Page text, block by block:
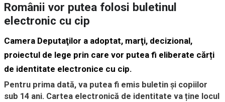
Românii vor putea folosi buletinul
electronic cu cip
Camera Deputaţilor a adoptat, marţi, decizional,
proiectul de lege prin care vor putea fi eliberate cărți
de identitate electronice cu cip.
Pentru prima dată, va putea fi emis buletin și copiilor
sub 14 ani. Cartea electronică de identitate va ține locul